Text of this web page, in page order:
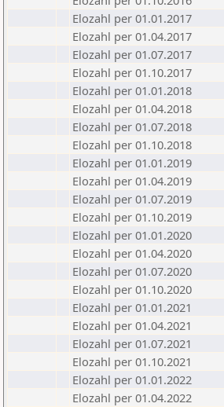
Elozahl per 01.01.2017
Elozahl per 01.04.2017
Elozahl per 01.07.2017
Elozahl per 01.10.2017
Elozahl per 01.01.2018
Elozahl per 01.04.2018
Elozahl per 01.07.2018
Elozahl per 01.10.2018
Elozahl per 01.01.2019
Elozahl per 01.04.2019
Elozahl per 01.07.2019
Elozahl per 01.10.2019
Elozahl per 01.01.2020
Elozahl per 01.04.2020
Elozahl per 01.07.2020
Elozahl per 01.10.2020
Elozahl per 01.01.2021
Elozahl per 01.04.2021
Elozahl per 01.07.2021
Elozahl per 01.10.2021
Elozahl per 01.01.2022
Elozahl per 01.04.2022